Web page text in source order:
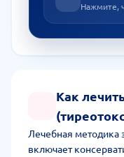
Нажмите,
Как
Лечебная методика
включает